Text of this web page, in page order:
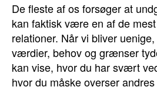
De fleste af os forsøger at
kan faktisk være en af de
relationer. Når vi bliver
værdier, behov og grænser
kan vise, hvor du har svært
hvor du måske overser